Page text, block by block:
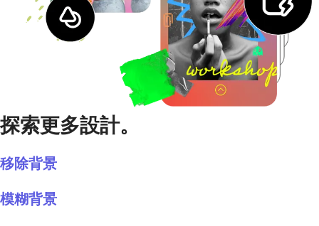
探索更多設計。
移除背景
模糊背景